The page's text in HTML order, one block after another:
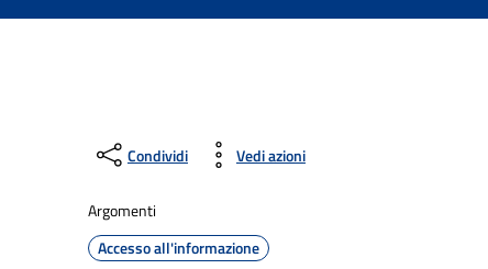
Condividi Vedi azioni
Argomenti
Accesso all'informazione